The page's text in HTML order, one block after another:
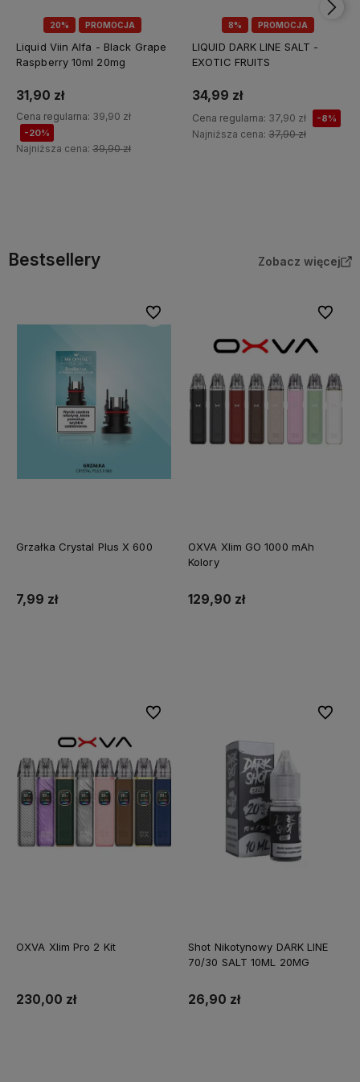
20% PROMOCJA
Liquid Viin Alfa - Black Grape
Raspberry 10ml 20mg
31,90 zł
Cena regularna: 39,90 zł
-20%
Najniższa cena: 39,90 zł
8% PROMOCJA
LIQUID DARK LINE SALT -
EXOTIC FRUITS
34,99 zł
Cena regularna: 37,90 zł -8%
Najniższa cena: 37,90 zł
Bestsellery Zobacz więcej
Grzałka Crystal Plus X 600
7,99 zł
Do ulubionych
OXVA Xlim GO 1000 mAh
Kolory
129,90 zł
Do
OXVA Xlim Pro 2 Kit
230,00 zł
Do ulubionych
Shot Nikotynowy DARK LINE
70/30 SALT 10ML 20MG
26,90 zł
Do